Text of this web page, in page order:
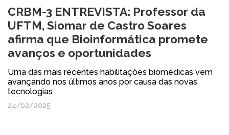
CRBM-3 ENTREVISTA: Professor da
UFTM, Siomar de Castro Soares
afirma que Bioinformática promete
avanços e oportunidades
Uma das mais recentes habilitações biomédicas vem
avançando nos últimos anos por causa das novas
tecnologias
24/02/2025